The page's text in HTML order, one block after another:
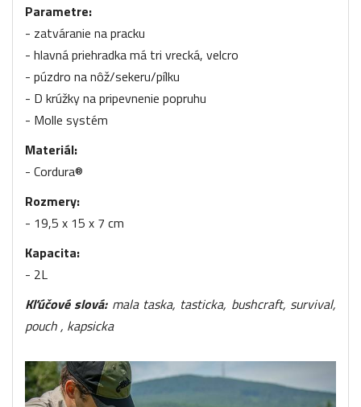
Parametre:
- zatváranie na pracku
- hlavná priehradka má tri vrecká, velcro
- púzdro na nôž/sekeru/pílku
- D krúžky na pripevnenie popruhu
- Molle systém
Materiál:
- Cordura®
Rozmery:
- 19,5 x 15 x 7 cm
Kapacita:
- 2L
Kľúčové slová: mala taska, tasticka, bushcraft, survival,
pouch , kapsicka